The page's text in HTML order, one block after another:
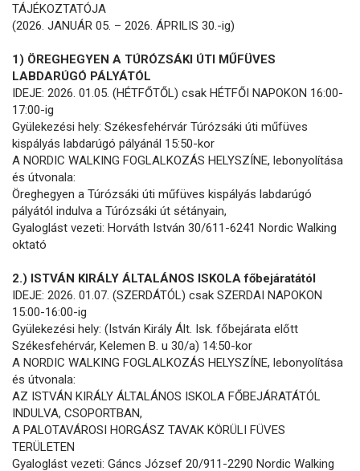
TÁJÉKOZTATÓJA
(2026. JANUÁR 05. – 2026. ÁPRILIS 30.-ig)
1) ÖREGHEGYEN A TÚRÓZSÁKI ÚTI MŰFÜVES
LABDARÚGÓ PÁLYÁTÓL
IDEJE: 2026. 01.05. (HÉTFŐTŐL) csak HÉTFŐI NAPOKON 16:00-
17:00-ig
Gyülekezési hely: Székesfehérvár Túrózsáki úti műfüves
kispályás labdarúgó pályánál 15:50-kor
A NORDIC WALKING FOGLALKOZÁS HELYSZÍNE, lebonyolítása
és útvonala:
Öreghegyen a Túrózsáki úti műfüves kispályás labdarúgó
pályától indulva a Túrózsáki út sétányain,
Gyaloglást vezeti: Horváth István 30/611-6241 Nordic Walking
oktató
2.) ISTVÁN KIRÁLY ÁLTALÁNOS ISKOLA főbejáratától
IDEJE: 2026. 01.07. (SZERDÁTÓL) csak SZERDAI NAPOKON
15:00-16:00-ig
Gyülekezési hely: (István Király Ált. Isk. főbejárata előtt
Székesfehérvár, Kelemen B. u 30/a) 14:50-kor
A NORDIC WALKING FOGLALKOZÁS HELYSZÍNE, lebonyolítása
és útvonala:
AZ ISTVÁN KIRÁLY ÁLTALÁNOS ISKOLA FŐBEJÁRATÁTÓL
INDULVA, CSOPORTBAN,
A PALOTAVÁROSI HORGÁSZ TAVAK KÖRÜLI FÜVES
TERÜLETEN
Gyaloglást vezeti: Gáncs József 20/911-2290 Nordic Walking